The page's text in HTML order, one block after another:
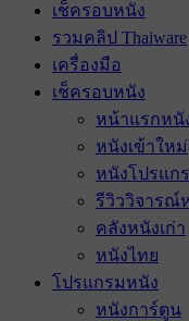
เช็ครอบหนัง
รวมคลิป Thaiware
เครื่องมือ
เช็ครอบหนัง
หน้าแรกหนั
หนังเข้าใหม่
หนังโปรแก
รีวิววิจารณ์
คลังหนังเก่า
หนังไทย
โปรแกรมหนัง
หนังการ์ตูน